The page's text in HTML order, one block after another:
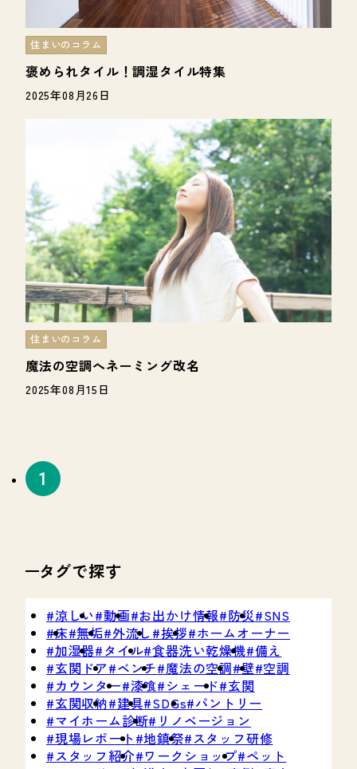
褒められタイル！調湿タイル特集
住まいのコラム
2025年08月26日
魔法の空調へネーミング改名
住まいのコラム
2025年08月15日
タグで探す
涼しい 動画 お出かけ情報 防災 SNS
床 無垢 外流し 挨拶 ホームオーナー
加湿器 タイル 食器洗い乾燥機 備え
玄関ドア ベンチ 魔法の空調 壁 空調
カウンター 漆喰 シェード 玄関
玄関収納 建具 SDGs パントリー
マイホーム診断
リノベージョン
現場レポート 地鎮祭 スタッフ研修
スタッフ紹介 ワークショップ ペット